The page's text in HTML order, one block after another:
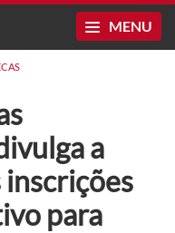
MENU
a
inscrições
para